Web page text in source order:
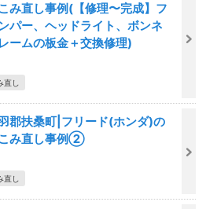
み直し事例(【修理〜完成】フ
パー、ヘッドライト、ボンネ
ームの板金＋交換修理)
直し
郡扶桑町|フリード(ホンダ)の
み直し事例②
直し